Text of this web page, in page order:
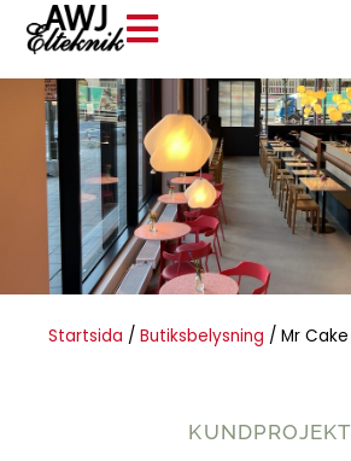
Startsida / Butiksbelysning / Mr Cake
KUNDPROJEKT